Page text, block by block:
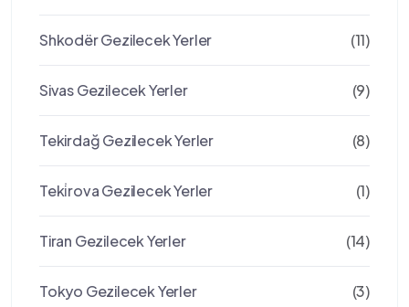
Shkodër Gezilecek Yerler (11)
Sivas Gezilecek Yerler (9)
Tekirdağ Gezilecek Yerler (8)
Teki̇rova Gezilecek Yerler (1)
Tiran Gezilecek Yerler (14)
Tokyo Gezilecek Yerler (3)